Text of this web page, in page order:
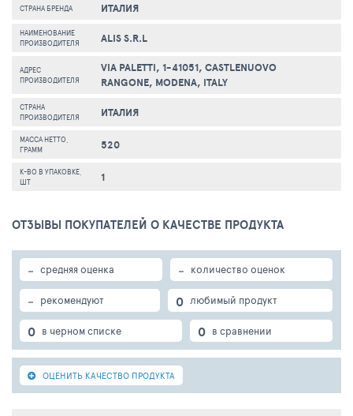
СТРАНА БРЕНДА ИТАЛИЯ
НАИМЕНОВАНИЕ
ПРОИЗВОДИТЕЛЯ
ALIS S.R.L
АДРЕС
ПРОИЗВОДИТЕЛЯ
VIA PALETTI, 1-41051, CASTLENUOVO
RANGONE, MODENA, ITALY
СТРАНА
ПРОИЗВОДИТЕЛЯ
ИТАЛИЯ
МАССА НЕТТО,
ГРАММ
520
К-ВО В УПАКОВКЕ,
ШТ
1
ОТЗЫВЫ ПОКУПАТЕЛЕЙ О КАЧЕСТВЕ ПРОДУКТА
- средняя оценка - количество оценок
- рекомендуют 0 любимый продукт
0 в черном списке 0 в сравнении
ОЦЕНИТЬ КАЧЕСТВО ПРОДУКТА